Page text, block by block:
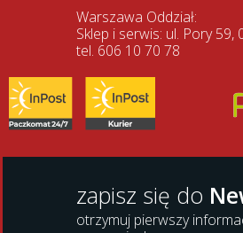
Warszawa Oddział:
Sklep i serwis: ul. Pory
tel. 606 10 70 78
zapisz się do
otrzymuj pierwszy